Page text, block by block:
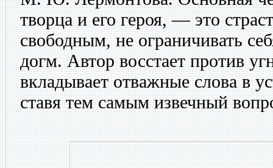
творца и его героя, — это
свободным, не ограничивать
догм. Автор восстает против
вкладывает отважные слова в
ставя тем самым извечный